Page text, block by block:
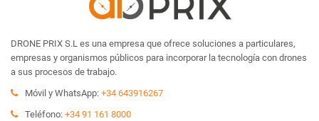
DRONE PRIX S.L es una empresa que ofrece soluciones a particulares,
empresas y organismos públicos para incorporar la tecnología con drones
a sus procesos de trabajo.
Móvil y WhatsApp: +34 643916267
Teléfono: +34 91 161 8000